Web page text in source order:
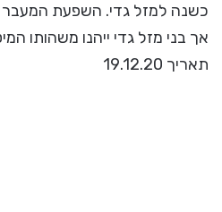
כשנה למזל גדי. השפעת המעבר
אך בני מזל גדי ייהנו משהותו
תאריך 19.12.20